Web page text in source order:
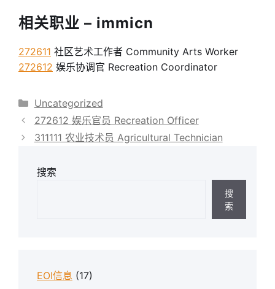
相关职业 – immicn
272611 社区艺术工作者 Community Arts Worker
272612 娱乐协调官 Recreation Coordinator
分
类
Uncategorized
272612 娱乐官员 Recreation Officer
311111 农业技术员 Agricultural Technician
搜索
搜
索
EOI信息 (17)